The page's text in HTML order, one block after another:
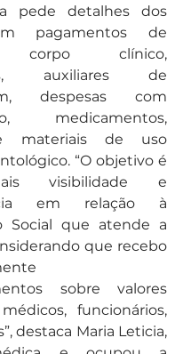
pede detalhes dos
pagamentos de
corpo clínico,
auxiliares de
despesas com
medicamentos,
materiais de uso
“O objetivo é
visibilidade e
em relação à
Social que atende a
que recebo
sobre valores
funcionários,
destaca Maria Leticia,